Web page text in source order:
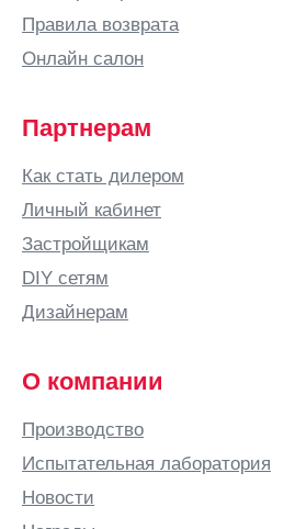
Правила возврата
Онлайн салон
Партнерам
Как стать дилером
Личный кабинет
Застройщикам
DIY сетям
Дизайнерам
О компании
Производство
Испытательная лаборатория
Новости